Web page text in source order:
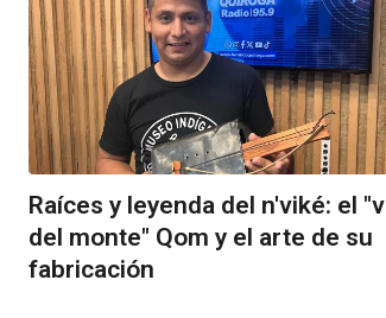
Raíces y leyenda del n'viké: el
del monte" Qom y el arte de su
fabricación